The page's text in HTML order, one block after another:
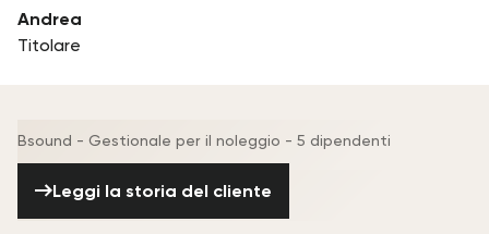
Andrea
Titolare
Bsound - Gestionale per il noleggio - 5 dipendenti
Leggi la storia del cliente